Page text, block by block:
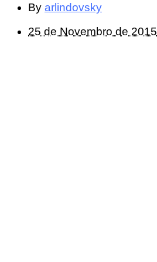
By arlindovsky
25 de Novembro de 2015